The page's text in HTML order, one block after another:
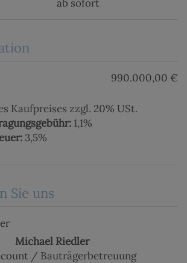
ab sofort
990.000,00 €
Kaufpreises zzgl. 20% USt.
1,1%
3,5%
Sie uns
Michael Riedler
/ Bauträgerbetreuung